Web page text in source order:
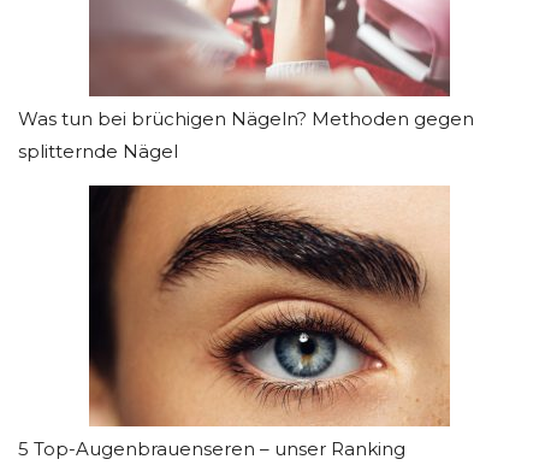
Was tun bei brüchigen Nägeln? Methoden gegen
splitternde Nägel
5 Top-Augenbrauenseren – unser Ranking